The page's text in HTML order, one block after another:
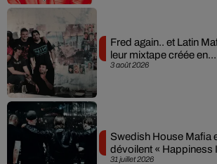
3 août 2026
Fred again.. et Latin
leur mixtape créée en...
31 juillet 2026
Swedish House Mafia
dévoilent « Happiness